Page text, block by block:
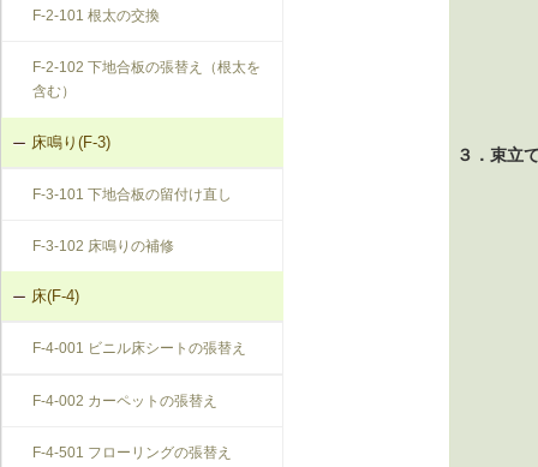
F-2-101 根太の交換
F-2-102 下地合板の張替え（根太を
含む）
床鳴り(F-3)
F-3-101 下地合板の留付け直し
F-3-102 床鳴りの補修
床(F-4)
F-4-001 ビニル床シートの張替え
F-4-002 カーペットの張替え
F-4-501 フローリングの張替え
３．束立